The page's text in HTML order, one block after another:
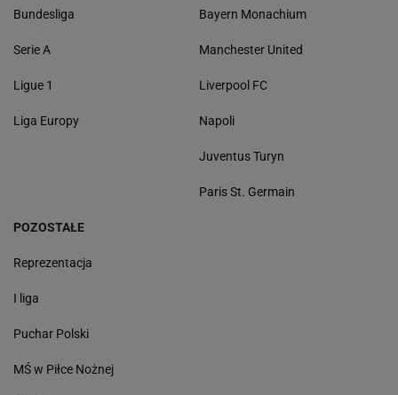
Bundesliga
Serie A
Ligue 1
Liga Europy
Bayern Monachium
Manchester United
Liverpool FC
Napoli
Juventus Turyn
Paris St. Germain
POZOSTAŁE
Reprezentacja
I liga
Puchar Polski
MŚ w Piłce Nożnej